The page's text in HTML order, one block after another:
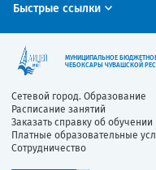
Быстрые ссылки
МУНИЦИПАЛЬНОЕ
ЧЕБОКСАРЫ ЧУВАШСКОЙ
Сетевой город. Образование
Расписание занятий
Заказать справку об обучении
Платные образовательные
Сотрудничество